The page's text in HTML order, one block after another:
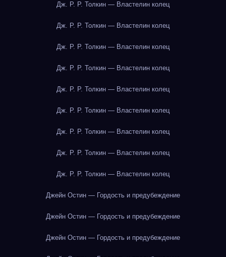
Дж. Р. Р. Толкин — Властелин колец
Дж. Р. Р. Толкин — Властелин колец
Дж. Р. Р. Толкин — Властелин колец
Дж. Р. Р. Толкин — Властелин колец
Дж. Р. Р. Толкин — Властелин колец
Дж. Р. Р. Толкин — Властелин колец
Дж. Р. Р. Толкин — Властелин колец
Дж. Р. Р. Толкин — Властелин колец
Дж. Р. Р. Толкин — Властелин колец
Джейн Остин — Гордость и предубеждение
Джейн Остин — Гордость и предубеждение
Джейн Остин — Гордость и предубеждение